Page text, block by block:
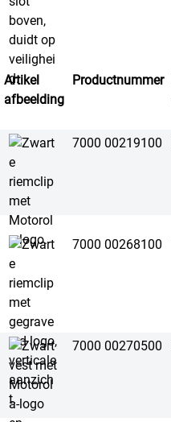
Artikel
afbeelding
Productnummer
7000 00219100
7000 00268100
7000 00270500